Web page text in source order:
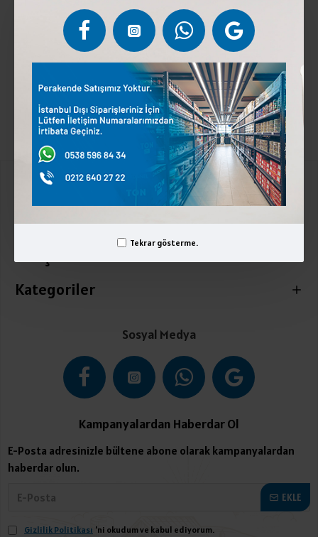
Tekrar gösterme.
(lesitin). Gofret yaprağı %25: Buğday unu (gluten
içerir), kabartıcılar (sodyum bikarbonat (E500) ),
amonyum bikarbonat (E503), tuz. Serin ve kuru yerde
saklayınız. Buğday gluteni ve süt ürünleri içerir.
Kurumsal
Üyelik İşlemleri
İletişim
Kategoriler
Sosyal Medya
Kampanyalardan Haberdar Ol
E-Posta adresinizle bültene abone olarak kampanyalardan
haberdar olun.
EKLE
Gizlilik Politikası 'ni okudum ve kabul ediyorum.